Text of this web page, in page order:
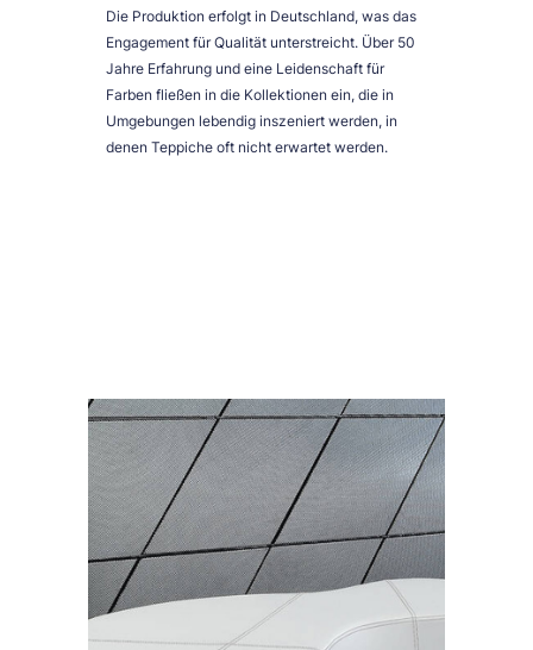
Die Produktion erfolgt in Deutschland, was das
Engagement für Qualität unterstreicht. Über 50
Jahre Erfahrung und eine Leidenschaft für
Farben fließen in die Kollektionen ein, die in
Umgebungen lebendig inszeniert werden, in
denen Teppiche oft nicht erwartet werden.